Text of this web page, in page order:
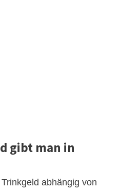
gibt man in
abhängig von